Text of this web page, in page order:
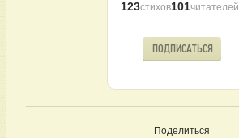
123стихов101читателей
ПОДПИСАТЬСЯ
Поделиться